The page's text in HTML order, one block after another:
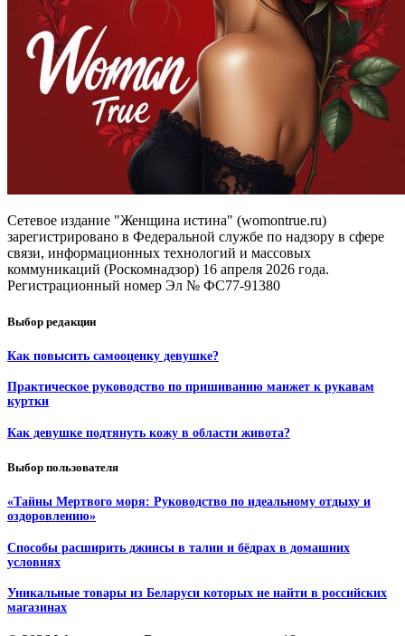
Сетевое издание "Женщина истина" (womontrue.ru)
зарегистрировано в Федеральной службе по надзору в сфере
связи, информационных технологий и массовых
коммуникаций (Роскомнадзор) 16 апреля 2026 года.
Регистрационный номер Эл № ФС77-91380
Выбор редакции
Как повысить самооценку девушке?
Практическое руководство по пришиванию манжет к рукавам
куртки
Как девушке подтянуть кожу в области живота?
Выбор пользователя
«Тайны Мертвого моря: Руководство по идеальному отдыху и
оздоровлению»
Способы расширить джинсы в талии и бёдрах в домашних
условиях
Уникальные товары из Беларуси которых не найти в российских
магазинах